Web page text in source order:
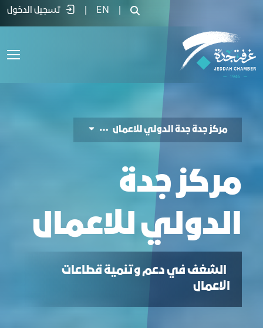
مركز المعارض والفعاليات - غرفة جدة
EN تسجيل الدخول
مركز جدة جدة الدولي للاعمال
مركز جدة
الدولي للاعمال
الشغف في دعم وتنمية قطاعات
الاعمال